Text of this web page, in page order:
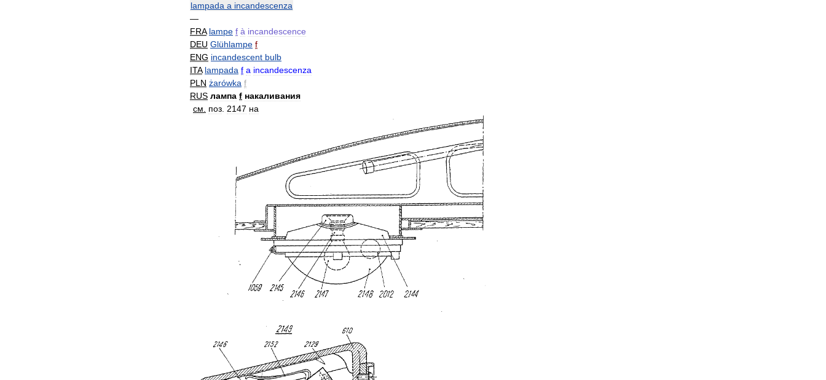
lampada a incandescenza
—
FRA lampe f à incandescence
DEU Glühlampe f
ENG incandescent bulb
ITA lampada f a incandescenza
PLN żarówka f
RUS лампа f накаливания
см
поз 2147 на